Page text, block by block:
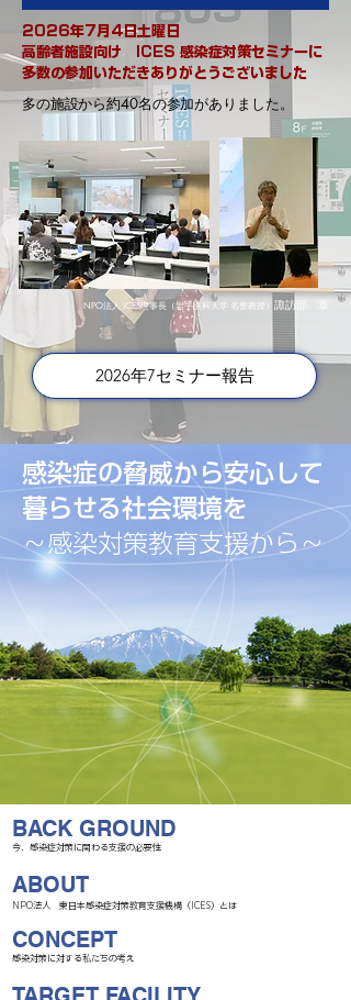
2026年7月4日土曜日
高齢者施設向け ICES 感染症対策セミナーに
多数の参加いただきありがとうございました
多の施設から約40名の参加がありました。
NPO法人 ICES理事長（岩手医科大学 名誉教授） 諏訪部 章
2026年7セミナー報告
感染症の脅威から安心して
暮らせる社会環境を
～感染対策教育支援から～
BACK GROUND
今、感染症対策に関わる支援の必要性
ABOUT
NPO法人 東日本感染症対策教育支援機構（ICES）とは
CONCEPT
感染対策に対する私たちの考え